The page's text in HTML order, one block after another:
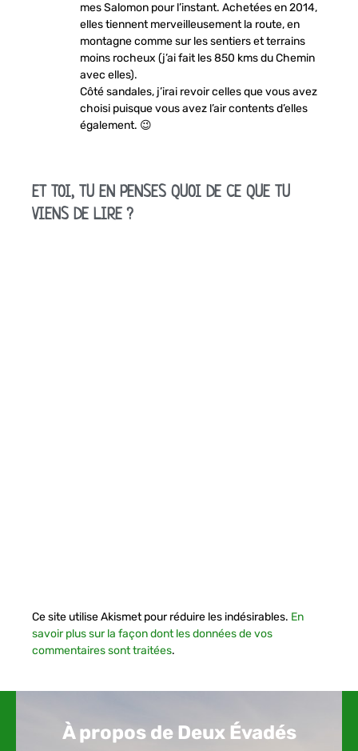
mes Salomon pour l’instant. Achetées en 2014,
elles tiennent merveilleusement la route, en
montagne comme sur les sentiers et terrains
moins rocheux (j’ai fait les 850 kms du Chemin
avec elles).
Côté sandales, j’irai revoir celles que vous avez
choisi puisque vous avez l’air contents d’elles
également. 😉
ET TOI, TU EN PENSES QUOI DE CE QUE TU
VIENS DE LIRE ?
Ce site utilise Akismet pour réduire les indésirables. En
savoir plus sur la façon dont les données de vos
commentaires sont traitées.
À propos de Deux Évadés